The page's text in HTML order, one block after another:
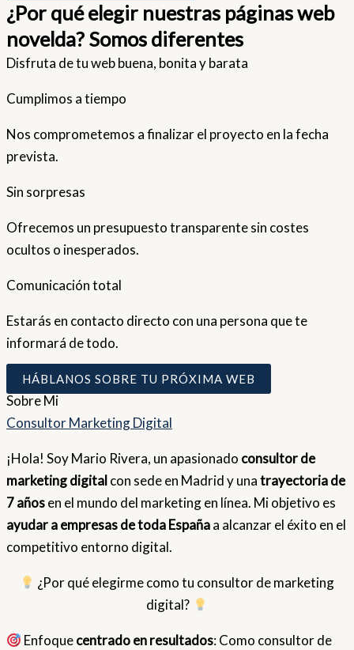
¿Por qué elegir nuestras páginas web
novelda? Somos diferentes
Disfruta de tu web buena, bonita y barata
Cumplimos a tiempo
Nos comprometemos a finalizar el proyecto en la fecha
prevista.
Sin sorpresas
Ofrecemos un presupuesto transparente sin costes
ocultos o inesperados.
Comunicación total
Estarás en contacto directo con una persona que te
informará de todo.
HÁBLANOS SOBRE TU PRÓXIMA WEB
SobreMi
Consultor Marketing Digital
¡Hola! Soy Mario Rivera, un apasionado consultor de
marketing digital con sede en Madrid y unatrayectoria de
7 añosen el mundo del marketing en línea. Mi objetivo es
ayudar a empresas de toda Españaa alcanzar el éxito en el
competitivo entorno digital.
¿Por qué elegirme como tu consultor de marketing
digital?
Enfoquecentrado en resultados: Como consultor de